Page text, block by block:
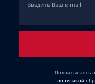
Введите Ваш e-mail
Подписываясь
политикой